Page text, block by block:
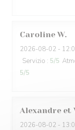
Caroline W
2026-08-02 -
Servizio : 5/5
5/5
Alexandre et
2026-08-02 -